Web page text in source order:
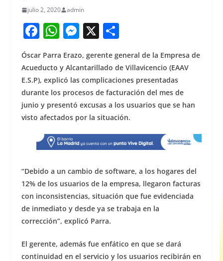
julio 2, 2020 admin
F
c
e
b
o
o
k
W
at
s
A
p
p
M
ss
e
n
g
er
X S
ar
e
Óscar Parra Erazo, gerente general de la Empresa de
Acueducto y Alcantarillado de Villavicencio (EAAV
E.S.P), explicó las complicaciones presentadas
durante los procesos de facturación del mes de
junio y presentó excusas a los usuarios que se han
visto afectados por la situación.
“Debido a un cambio de software, a los hogares del
12% de los usuarios de la empresa, llegaron facturas
con inconsistencias, situación que fue evidenciada
de inmediato y desde ya se trabaja en la
corrección”, explicó Parra.
El gerente, además fue enfático en que se dará
continuidad en el servicio y los usuarios recibirán en